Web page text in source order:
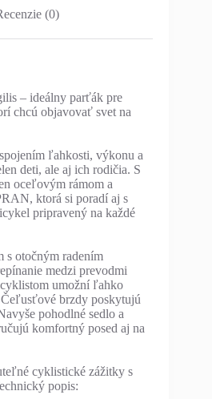
(0)
– ideálny parťák pre
chcú objavovať svet na
ľahkosti, výkonu a
deti, ale aj ich rodičia. S
oceľovým rámom a
ktorá si poradí aj s
pripravený na každé
s otočným radením
medzi prevodmi
umožní ľahko
brzdy poskytujú
pohodlné sedlo a
komfortný posed aj na
cyklistické zážitky s
popis: